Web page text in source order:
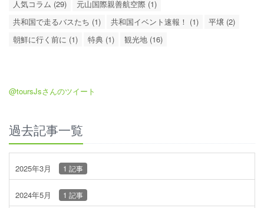
人気コラム (29)
元山国際親善航空際 (1)
共和国で走るバスたち (1)
共和国イベント速報！ (1)
平壌 (2)
朝鮮に行く前に (1)
特典 (1) 観光地 (16)
@toursJsさんのツイート
過去記事一覧
2025年3月 1 記事
2024年5月 1 記事